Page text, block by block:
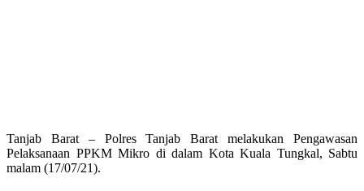
Tanjab Barat – Polres Tanjab Barat melakukan Pengawasan
Pelaksanaan PPKM Mikro di dalam Kota Kuala Tungkal, Sabtu
malam (17/07/21).